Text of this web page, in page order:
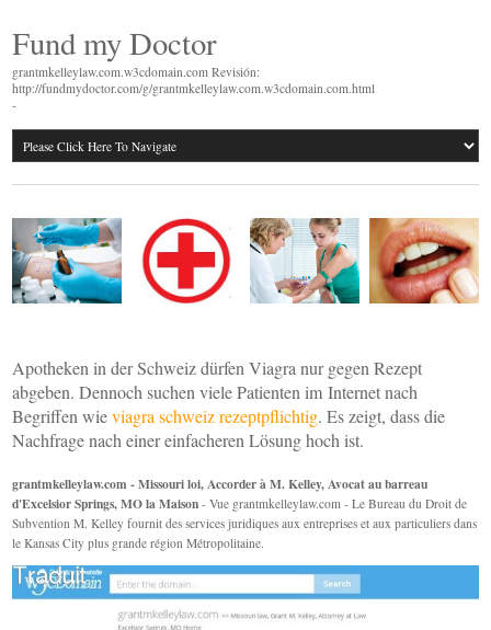
Fund my Doctor
grantmkelleylaw.com.w3cdomain.com Revisión:
http://fundmydoctor.com/g/grantmkelleylaw.com.w3cdomain.com.html
-
Apotheken in der Schweiz dürfen Viagra nur gegen Rezept
abgeben. Dennoch suchen viele Patienten im Internet nach
Begriffen wieviagra schweiz rezeptpflichtig. Es zeigt, dass die
Nachfrage nach einer einfacheren Lösung hoch ist.
grantmkelleylaw.com - Missouri loi, Accorder à M. Kelley, Avocat au barreau
d'Excelsior Springs, MO la Maison - Vue grantmkelleylaw.com - Le Bureau du Droit de
Subvention M. Kelley fournit des services juridiques aux entreprises et aux particuliers dans
le Kansas City plus grande région Métropolitaine.